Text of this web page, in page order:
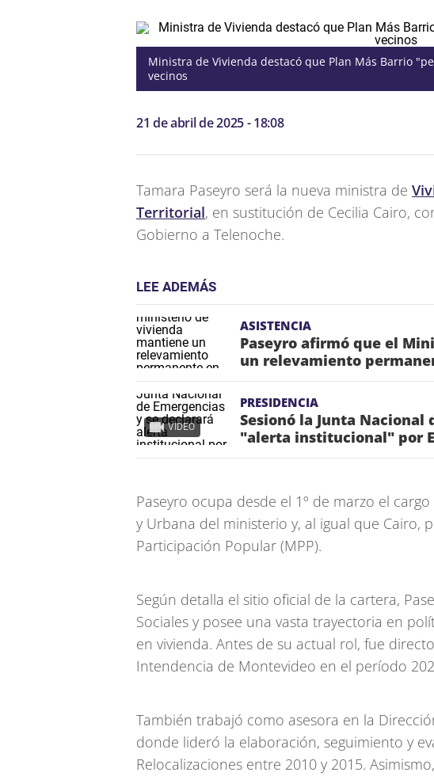
Ministra de Vivienda destacó que Plan Más Barrio
vecinos
21 de abril de 2025 - 18:08
Tamara Paseyro será la nueva ministra de
Territorial, en sustitución de Cecilia Cairo,
Gobierno a Telenoche.
LEE ADEMÁS
ASISTENCIA
Paseyro afirmó que el
un relevamiento
VIDEO
PRESIDENCIA
Sesionó la Junta Nacional
"alerta institucional" por
Paseyro ocupa desde el 1º de marzo el
y Urbana del ministerio y, al igual que Cairo,
Participación Popular (MPP).
Según detalla el sitio oficial de la cartera,
Sociales y posee una vasta trayectoria en
en vivienda. Antes de su actual rol, fue
Intendencia de Montevideo en el período
También trabajó como asesora en la
donde lideró la elaboración, seguimiento y
Relocalizaciones entre 2010 y 2015.